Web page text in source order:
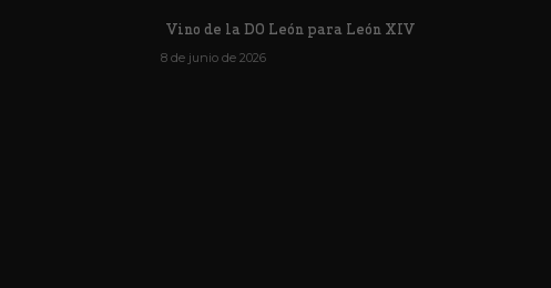
Vino de la DO León para León XIV
8 de junio de 2026